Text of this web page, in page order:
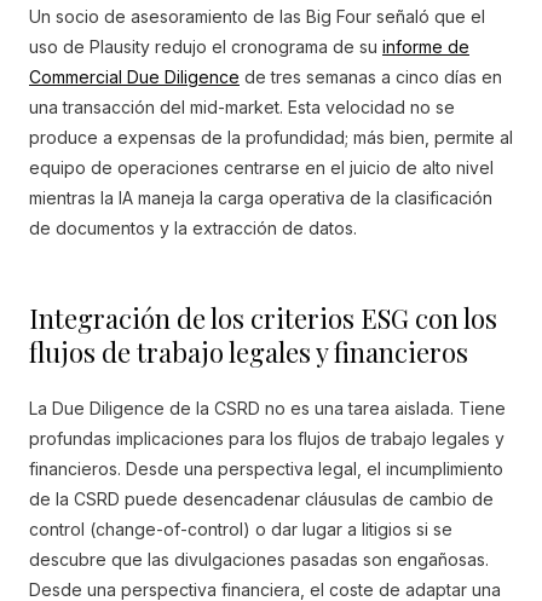
Un socio de asesoramiento de las Big Four señaló que el
uso de Plausity redujo el cronograma de su informe de
Commercial Due Diligence de tres semanas a cinco días en
una transacción del mid-market. Esta velocidad no se
produce a expensas de la profundidad; más bien, permite al
equipo de operaciones centrarse en el juicio de alto nivel
mientras la IA maneja la carga operativa de la clasificación
de documentos y la extracción de datos.
Integración de los criterios ESG con los
flujos de trabajo legales y financieros
La Due Diligence de la CSRD no es una tarea aislada. Tiene
profundas implicaciones para los flujos de trabajo legales y
financieros. Desde una perspectiva legal, el incumplimiento
de la CSRD puede desencadenar cláusulas de cambio de
control (change-of-control) o dar lugar a litigios si se
descubre que las divulgaciones pasadas son engañosas.
Desde una perspectiva financiera, el coste de adaptar una